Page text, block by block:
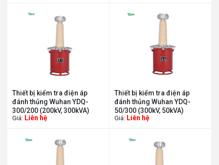
Thiết bị kiểm tra điện áp
đánh thủng Wuhan YDQ-
300/200 (200kV, 300kVA)
Giá: Liên hệ
Thiết bị kiểm tra điện áp
đánh thủng Wuhan YDQ-
50/300 (300kV, 50kVA)
Giá: Liên hệ